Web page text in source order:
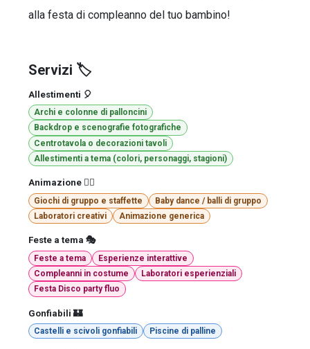
alla festa di compleanno del tuo bambino!
Servizi 🏷️
Allestimenti 🎈
Archi e colonne di palloncini
Backdrop e scenografie fotografiche
Centrotavola o decorazioni tavoli
Allestimenti a tema (colori, personaggi, stagioni)
Animazione 🤹‍♂️
Giochi di gruppo e staffette
Baby dance / balli di gruppo
Laboratori creativi
Animazione generica
Feste a tema 🎭
Feste a tema
Esperienze interattive
Compleanni in costume
Laboratori esperienziali
Festa Disco party fluo
Gonfiabili 🏰
Castelli e scivoli gonfiabili Piscine di palline